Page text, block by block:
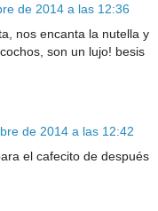
de 2014 a las 12:36
nos encanta la nutella y
son un lujo! besis
de 2014 a las 12:42
el cafecito de después